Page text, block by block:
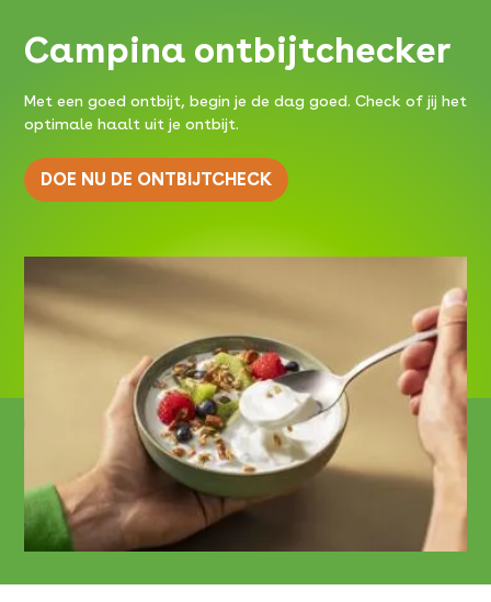
Campina ontbijtchecker
Met een goed ontbijt, begin je de dag goed. Check of jij het
optimale haalt uit je ontbijt.
DOE NU DE ONTBIJTCHECK